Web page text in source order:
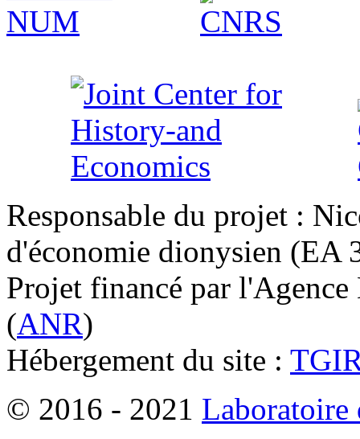
Responsable du projet :
d'économie dionysien
Projet financé par l'Agence
(ANR)
Hébergement du site :
© 2016 - 2021 Laboratoire